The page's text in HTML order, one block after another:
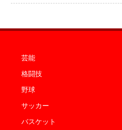
芸能
格闘技
野球
サッカー
バスケット